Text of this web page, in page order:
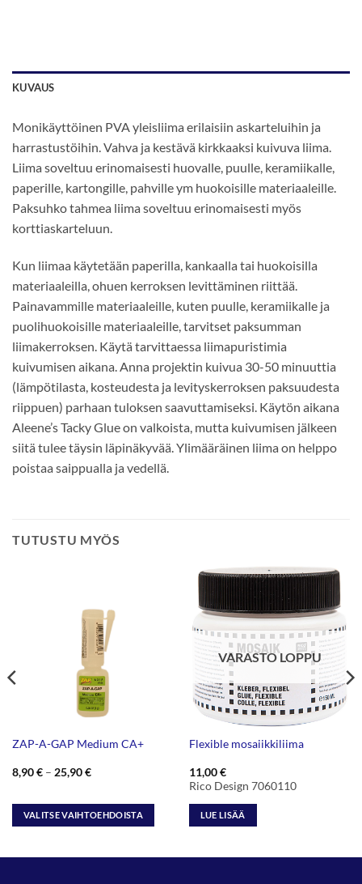
KUVAUS
Monikäyttöinen PVA yleisliima erilaisiin askarteluihin ja
harrastustöihin. Vahva ja kestävä kirkkaaksi kuivuva liima.
Liima soveltuu erinomaisesti huovalle, puulle, keramiikalle,
paperille, kartongille, pahville ym huokoisille materiaaleille.
Paksuhko tahmea liima soveltuu erinomaisesti myös
korttiaskarteluun.
Kun liimaa käytetään paperilla, kankaalla tai huokoisilla
materiaaleilla, ohuen kerroksen levittäminen riittää.
Painavammille materiaaleille, kuten puulle, keramiikalle ja
puolihuokoisille materiaaleille, tarvitset paksumman
liimakerroksen. Käytä tarvittaessa liimapuristimia
kuivumisen aikana. Anna projektin kuivua 30-50 minuuttia
(lämpötilasta, kosteudesta ja levityskerroksen paksuudesta
riippuen) parhaan tuloksen saavuttamiseksi. Käytön aikana
Aleene’s Tacky Glue on valkoista, mutta kuivumisen jälkeen
siitä tulee täysin läpinäkyvää. Ylimääräinen liima on helppo
poistaa saippualla ja vedellä.
TUTUSTU MYÖS
ZAP-A-GAP Medium CA+
8,90€ – 25,90€Hintaluokka:
25,90 €
VALITSE VAIHTOEHDOISTA
VARASTO LOPPU
Flexible mosaiikkiliima
11,00€
Rico Design 7060110
LUE LISÄÄ